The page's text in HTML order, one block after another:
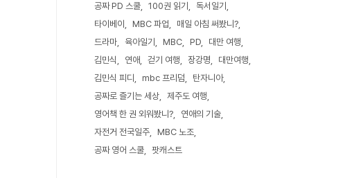
공짜 PD 스쿨
100권 읽기
독서일기
타이베이
MBC 파업
매일 아침 써봤니?
드라마
육아일기 MBC PD
대만 여행
김민식
연애 걷기 여행 장강명
대만여행
김민식 피디
mbc 프리덤
탄자니아
공짜로 즐기는 세상
제주도 여행
영어책 한 권 외워봤니?
연애의 기술
자전거 전국일주
MBC 노조
공짜 영어 스쿨
팟캐스트